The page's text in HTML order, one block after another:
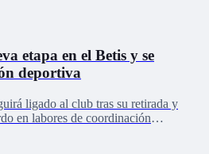
etapa en el Betis y se
deportiva
ligado al club tras su retirada y
en labores de coordinación